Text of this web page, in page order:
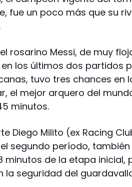
fue un poco más que su
rosarino Messi, de muy
los últimos dos partidos
tuvo tres chances en
el mejor arquero del
minutos.
Diego Milito (ex Racing
segundo período,
minutos de la etapa
la seguridad del